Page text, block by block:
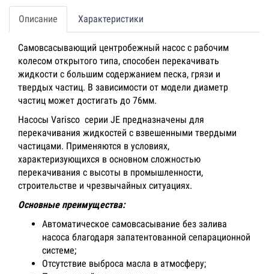
Описание Характеристики
Самовсасывающий центробежный насос с рабочим
колесом открытого типа, способен перекачивать
жидкости с большим содержанием песка, грязи и
твердых частиц. В зависимости от модели диаметр
частиц может достигать до 76мм.
Насосы Varisco серии JE предназначены для
перекачивания жидкостей с взвешенными твердыми
частицами. Применяются в условиях,
характеризующихся в основном сложностью
перекачивания с высоты в промышленности,
строительстве и чрезвычайных ситуациях.
Основные преимущества:
Автоматическое самовсасывание без залива
насоса благодаря запатентованной сепарационной
системе;
Отсутствие выброса масла в атмосферу;